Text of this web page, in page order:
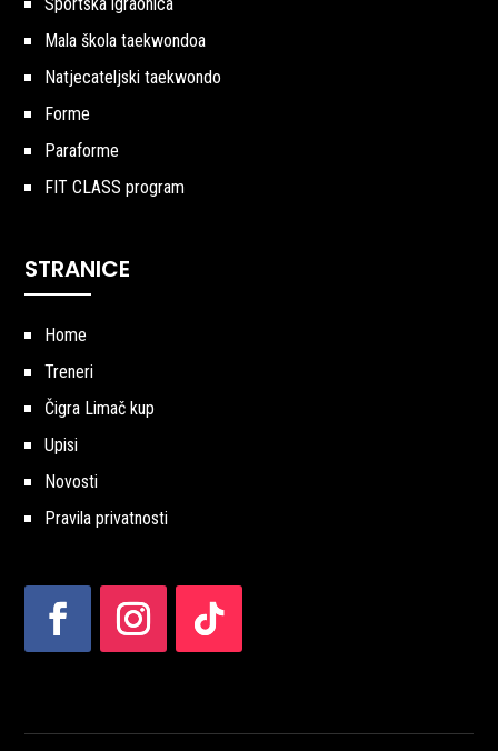
Mala škola taekwondoa
Natjecateljski taekwondo
Forme
Paraforme
FIT CLASS program
STRANICE
Home
Treneri
Čigra Limač kup
Upisi
Novosti
Pravila privatnosti